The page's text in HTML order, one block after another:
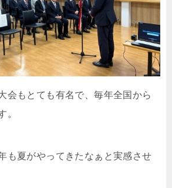
会もとても有名で、毎年全国から
。
も夏がやってきたなぁと実感させ